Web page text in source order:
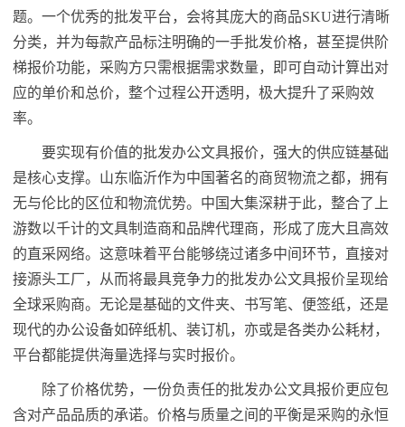
题。一个优秀的批发平台，会将其庞大的商品SKU进行清晰
分类，并为每款产品标注明确的一手批发价格，甚至提供阶
梯报价功能，采购方只需根据需求数量，即可自动计算出对
应的单价和总价，整个过程公开透明，极大提升了采购效
率。
要实现有价值的批发办公文具报价，强大的供应链基础
是核心支撑。山东临沂作为中国著名的商贸物流之都，拥有
无与伦比的区位和物流优势。中国大集深耕于此，整合了上
游数以千计的文具制造商和品牌代理商，形成了庞大且高效
的直采网络。这意味着平台能够绕过诸多中间环节，直接对
接源头工厂，从而将最具竞争力的批发办公文具报价呈现给
全球采购商。无论是基础的文件夹、书写笔、便签纸，还是
现代的办公设备如碎纸机、装订机，亦或是各类办公耗材，
平台都能提供海量选择与实时报价。
除了价格优势，一份负责任的批发办公文具报价更应包
含对产品品质的承诺。价格与质量之间的平衡是采购的永恒